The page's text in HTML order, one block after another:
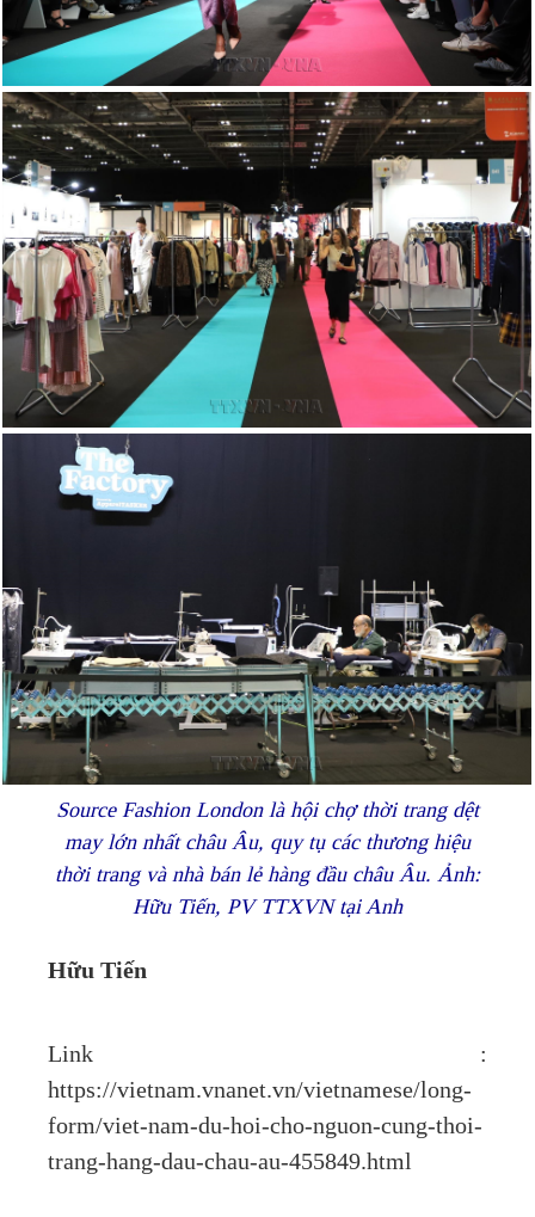
Source Fashion London là hội chợ thời trang dệt
may lớn nhất châu Âu, quy tụ các thương hiệu
thời trang và nhà bán lẻ hàng đầu châu Âu. Ảnh:
Hữu Tiến, PV TTXVN tại Anh
Hữu Tiến
Link :
https://vietnam.vnanet.vn/vietnamese/long-
form/viet-nam-du-hoi-cho-nguon-cung-thoi-
trang-hang-dau-chau-au-455849.html